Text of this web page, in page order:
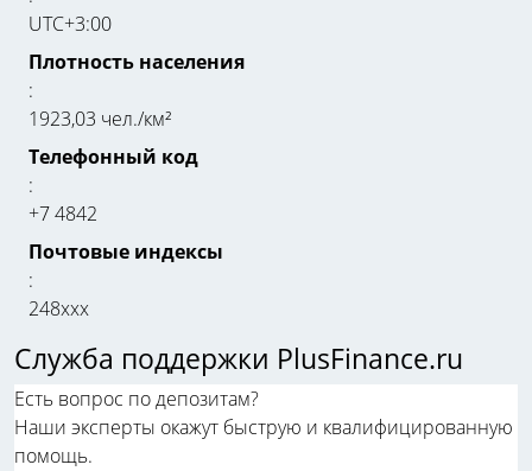
UTC+3:00
Плотность населения
:
1923,03 чел./км²
Телефонный код
:
+7 4842
Почтовые индексы
:
248xxx
Служба поддержки PlusFinance.ru
Есть вопрос по депозитам?
Наши эксперты окажут быструю и квалифицированную
помощь.